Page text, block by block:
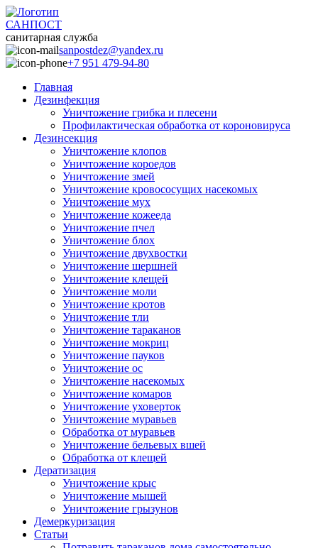
САНПОСТ
санитарная служба
sanpostdez@yandex.ru
+7 951 479-94-80
Главная
Дезинфекция
Уничтожение грибка и плесени
Профилактическая обработка от короновируса
Дезинсекция
Уничтожение клопов
Уничтожение короедов
Уничтожение змей
Уничтожение кровососущих насекомых
Уничтожение мух
Уничтожение кожееда
Уничтожение пчел
Уничтожение блох
Уничтожение двухвостки
Уничтожение шершней
Уничтожение клещей
Уничтожение моли
Уничтожение кротов
Уничтожение тли
Уничтожение тараканов
Уничтожение мокриц
Уничтожение пауков
Уничтожение ос
Уничтожение насекомых
Уничтожение комаров
Уничтожение уховерток
Уничтожение муравьев
Обработка от муравьев
Уничтожение бельевых вшей
Обработка от клещей
Дератизация
Уничтожение крыс
Уничтожение мышей
Уничтожение грызунов
Демеркуризация
Статьи